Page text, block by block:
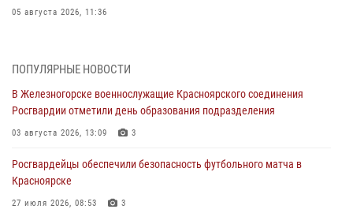
05 августа 2026, 11:36
В Красноярске взрывотехники спецподразделения Росгвардии
уничтожили артиллерийский снаряд
В Красноярске сотрудники вневедомственной охраны Росгвардии
задержали подозреваемого в серии краж из гипермаркета
ПОПУЛЯРНЫЕ НОВОСТИ
В Железногорске военнослужащие Красноярского соединения
Росгвардии отметили день образования подразделения
03 августа 2026, 13:09 3
Росгвардейцы обеспечили безопасность футбольного матча в
Красноярске
27 июля 2026, 08:53 3